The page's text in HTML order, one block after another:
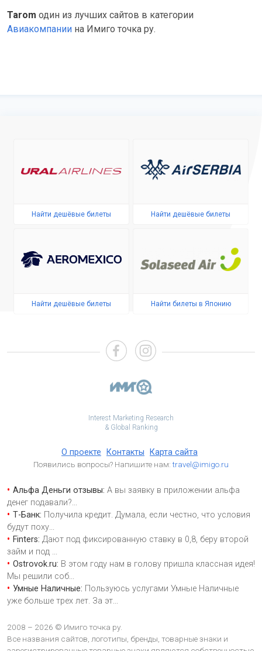
Tarom один из лучших сайтов в категории
Авиакомпании на Имиго точка ру.
Найти дешёвые билеты Найти дешёвые билеты
Найти дешёвые билеты Найти билеты в Японию
Interest Marketing Research
& Global Ranking
О проекте Контакты Карта сайта
Появились вопросы? Напишите нам:travel@imigo.ru
Альфа Деньги отзывы: А вы заявку в приложении альфа
денег подавали?...
Т-Банк: Получила кредит. Думала, если честно, что условия
будут поху...
Finters: Дают под фиксированную ставку в 0,8, беру второй
займ и под ...
Ostrovok.ru: В этом году нам в голову пришла классная идея!
Мы решили соб...
Умные Наличные: Пользуюсь услугами Умные Наличные
уже больше трех лет. За эт...
2008 – 2026 © Имиго точка ру.
Все названия сайтов, логотипы, бренды, товарные знаки и